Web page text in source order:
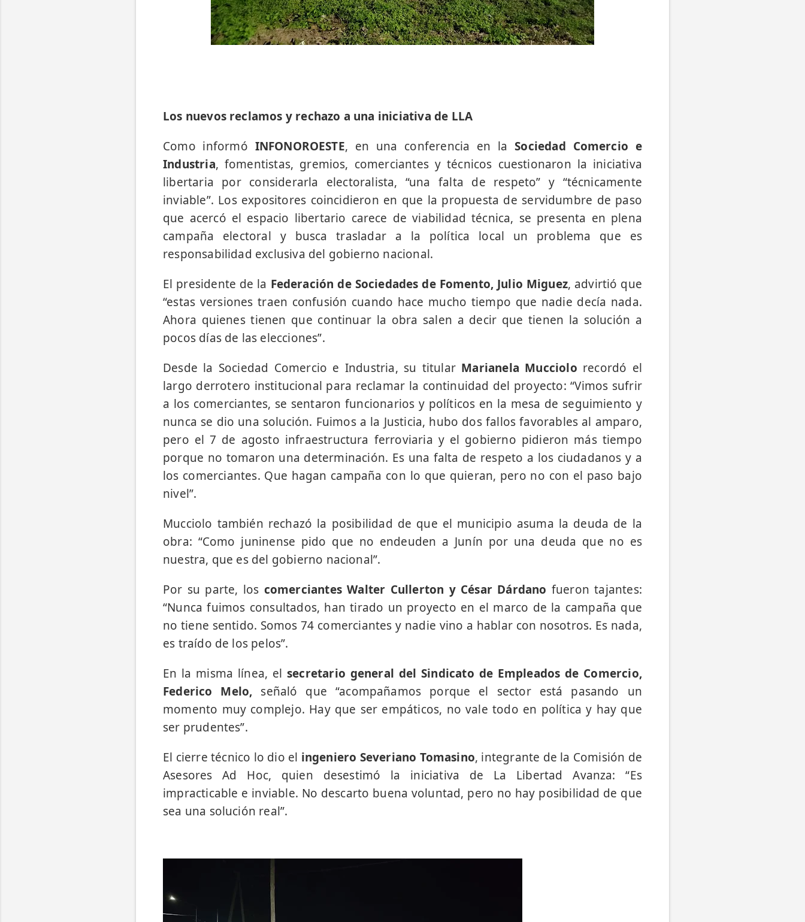
Los nuevos reclamos y rechazo a una iniciativa de LLA
Como informó INFONOROESTE, en una conferencia en la Sociedad Comercio e
Industria, fomentistas, gremios, comerciantes y técnicos cuestionaron la iniciativa
libertaria por considerarla electoralista, “una falta de respeto” y “técnicamente
inviable”. Los expositores coincidieron en que la propuesta de servidumbre de paso
que acercó el espacio libertario carece de viabilidad técnica, se presenta en plena
campaña electoral y busca trasladar a la política local un problema que es
responsabilidad exclusiva del gobierno nacional.
El presidente de la Federación de Sociedades de Fomento, Julio Miguez, advirtió que
“estas versiones traen confusión cuando hace mucho tiempo que nadie decía nada.
Ahora quienes tienen que continuar la obra salen a decir que tienen la solución a
pocos días de las elecciones”.
Desde la Sociedad Comercio e Industria, su titular Marianela Mucciolo recordó el
largo derrotero institucional para reclamar la continuidad del proyecto: “Vimos sufrir
a los comerciantes, se sentaron funcionarios y políticos en la mesa de seguimiento y
nunca se dio una solución. Fuimos a la Justicia, hubo dos fallos favorables al amparo,
pero el 7 de agosto infraestructura ferroviaria y el gobierno pidieron más tiempo
porque no tomaron una determinación. Es una falta de respeto a los ciudadanos y a
los comerciantes. Que hagan campaña con lo que quieran, pero no con el paso bajo
nivel”.
Mucciolo también rechazó la posibilidad de que el municipio asuma la deuda de la
obra: “Como juninense pido que no endeuden a Junín por una deuda que no es
nuestra, que es del gobierno nacional”.
Por su parte, los comerciantes Walter Cullerton y César Dárdano fueron tajantes:
“Nunca fuimos consultados, han tirado un proyecto en el marco de la campaña que
no tiene sentido. Somos 74 comerciantes y nadie vino a hablar con nosotros. Es nada,
es traído de los pelos”.
En la misma línea, el secretario general del Sindicato de Empleados de Comercio,
Federico Melo, señaló que “acompañamos porque el sector está pasando un
momento muy complejo. Hay que ser empáticos, no vale todo en política y hay que
ser prudentes”.
El cierre técnico lo dio el ingeniero Severiano Tomasino, integrante de la Comisión de
Asesores Ad Hoc, quien desestimó la iniciativa de La Libertad Avanza: “Es
impracticable e inviable. No descarto buena voluntad, pero no hay posibilidad de que
sea una solución real”.